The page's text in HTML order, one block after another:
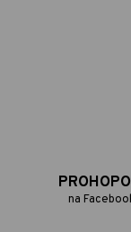
na